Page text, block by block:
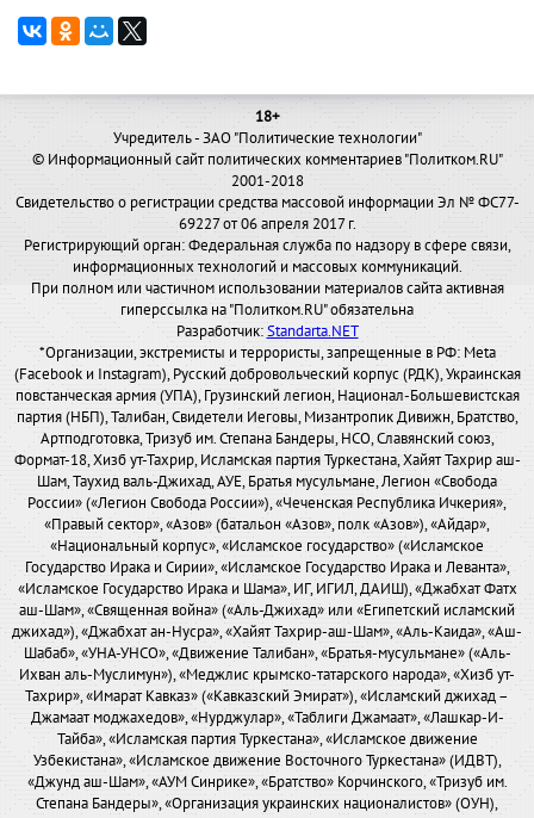
18+
Учредитель - ЗАО "Политические технологии"
© Информационный сайт политических комментариев "Политком.RU"
2001-2018
Свидетельство о регистрации средства массовой информации Эл № ФС77-
69227 от 06 апреля 2017 г.
Регистрирующий орган: Федеральная служба по надзору в сфере связи,
информационных технологий и массовых коммуникаций.
При полном или частичном использовании материалов сайта активная
гиперссылка на "Политком.RU" обязательна
Разработчик:Standarta.NET
*Организации, экстремисты и террористы, запрещенные в РФ: Meta
(Facebook и Instagram), Русский добровольческий корпус (РДК), Украинская
повстанческая армия (УПА), Грузинский легион, Национал-Большевистская
партия (НБП), Талибан, Свидетели Иеговы, Мизантропик Дивижн, Братство,
Артподготовка, Тризуб им. Степана Бандеры, НСО, Славянский союз,
Формат-18, Хизб ут-Тахрир, Исламская партия Туркестана, Хайят Тахрир аш-
Шам, Таухид валь-Джихад, АУЕ, Братья мусульмане, Легион «Свобода
России» («Легион Свобода России»), «Чеченская Республика Ичкерия»,
«Правый сектор», «Азов» (батальон «Азов», полк «Азов»), «Айдар»,
«Национальный корпус», «Исламское государство» («Исламское
Государство Ирака и Сирии», «Исламское Государство Ирака и Леванта»,
«Исламское Государство Ирака и Шама», ИГ, ИГИЛ, ДАИШ), «Джабхат Фатх
аш-Шам», «Священная война» («Аль-Джихад» или «Египетский исламский
джихад»), «Джабхат ан-Нусра», «Хайят Тахрир-аш-Шам», «Аль-Каида», «Аш-
Шабаб», «УНА-УНСО», «Движение Талибан», «Братья-мусульмане» («Аль-
Ихван аль-Муслимун»), «Меджлис крымско-татарского народа», «Хизб ут-
Тахрир», «Имарат Кавказ» («Кавказский Эмират»), «Исламский джихад –
Джамаат моджахедов», «Нурджулар», «Таблиги Джамаат», «Лашкар-И-
Тайба», «Исламская партия Туркестана», «Исламское движение
Узбекистана», «Исламское движение Восточного Туркестана» (ИДВТ),
«Джунд аш-Шам», «АУМ Синрике», «Братство» Корчинского, «Тризуб им.
Степана Бандеры», «Организация украинских националистов» (ОУН),